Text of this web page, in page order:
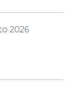
2026